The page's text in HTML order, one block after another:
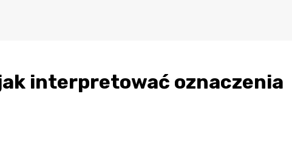
interpretować oznaczenia